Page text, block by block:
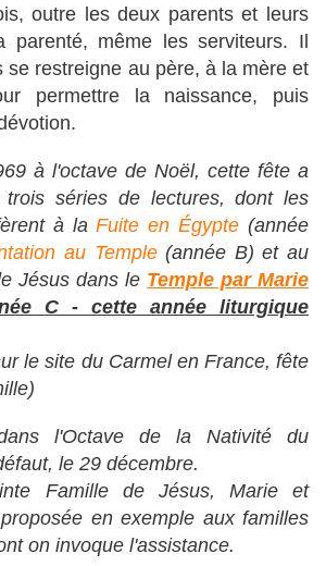
outre les deux parents et leurs
parenté, même les serviteurs. Il
se restreigne au père, à la mère et
permettre la naissance, puis
à l'octave de Noël, cette fête a
séries de lectures, dont les
à laFuite en Égypte (année
au Temple(année B) et au
Jésus dans le Temple par Marie
C - cette année liturgique
le site du Carmel en France, fête
l'Octave de la Nativité du
le 29 décembre.
Famille de Jésus, Marie et
en exemple aux familles
on invoque l'assistance.